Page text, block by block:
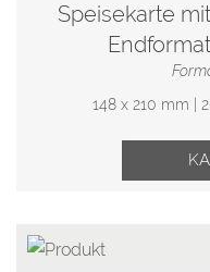
Speisekarte
148 x 210 mm |